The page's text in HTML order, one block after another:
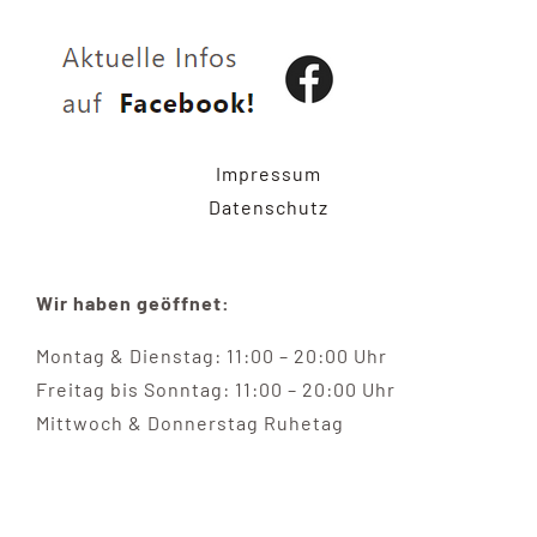
Datenschutzerklärung
Impressum
Datenschutz
Wir haben geöffnet:
Montag & Dienstag: 11:00 – 20:00 Uhr
Freitag bis Sonntag: 11:00 – 20:00 Uhr
Mittwoch & Donnerstag Ruhetag